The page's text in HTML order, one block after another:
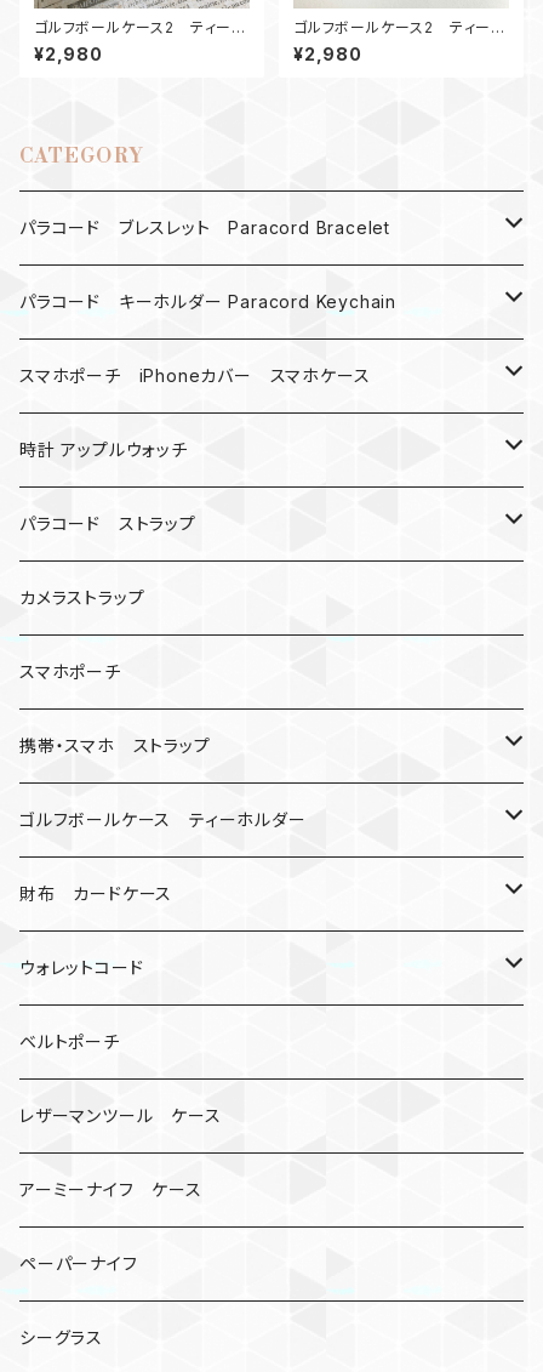
ゴルフボールケース2 ティーホ
ルダー GR2
¥2,980
ゴルフボールケース2 ティーホ
ルダー GR
¥2,980
CATEGORY
パラコード ブレスレット Paracord Bracelet
MAD MAX
バックル
バックル無し
シャックル
数珠
パラコード キーホルダー Paracord Keychain
ハロウィン
コンパス
ベルトループ
クボタン
キーケース
人形
忍者
ミイラ
宇宙服
キャンプ道具
ナット
レザーマン
マルチツール
オニヤンマ
ビーズ
手裏剣
クロス十字架
スマホポーチ iPhoneカバー スマホケース
楽天ミニ ケース
iPhone
時計 アップルウォッチ
カナビラウォッチ
腕時計
アップルウォッチ
バックル
マッドマックス
パラコード ストラップ
サバイバルツール
カメラストラップ
スマホポーチ
携帯・スマホ ストラップ
ネックストラップ・ショルダーストラップ
ハンドストラップ
リングストラップ
ゴルフボールケース ティーホルダー
ゴルフマーカー
ゴルフボールケース
ティーホルダー
財布 カードケース
コインケース
チューブ
コインケース
紙
カードケース
ウォレットコード
2カラー
ベルトポーチ
レザーマンツール ケース
アーミーナイフ ケース
ペーパーナイフ
シーグラス